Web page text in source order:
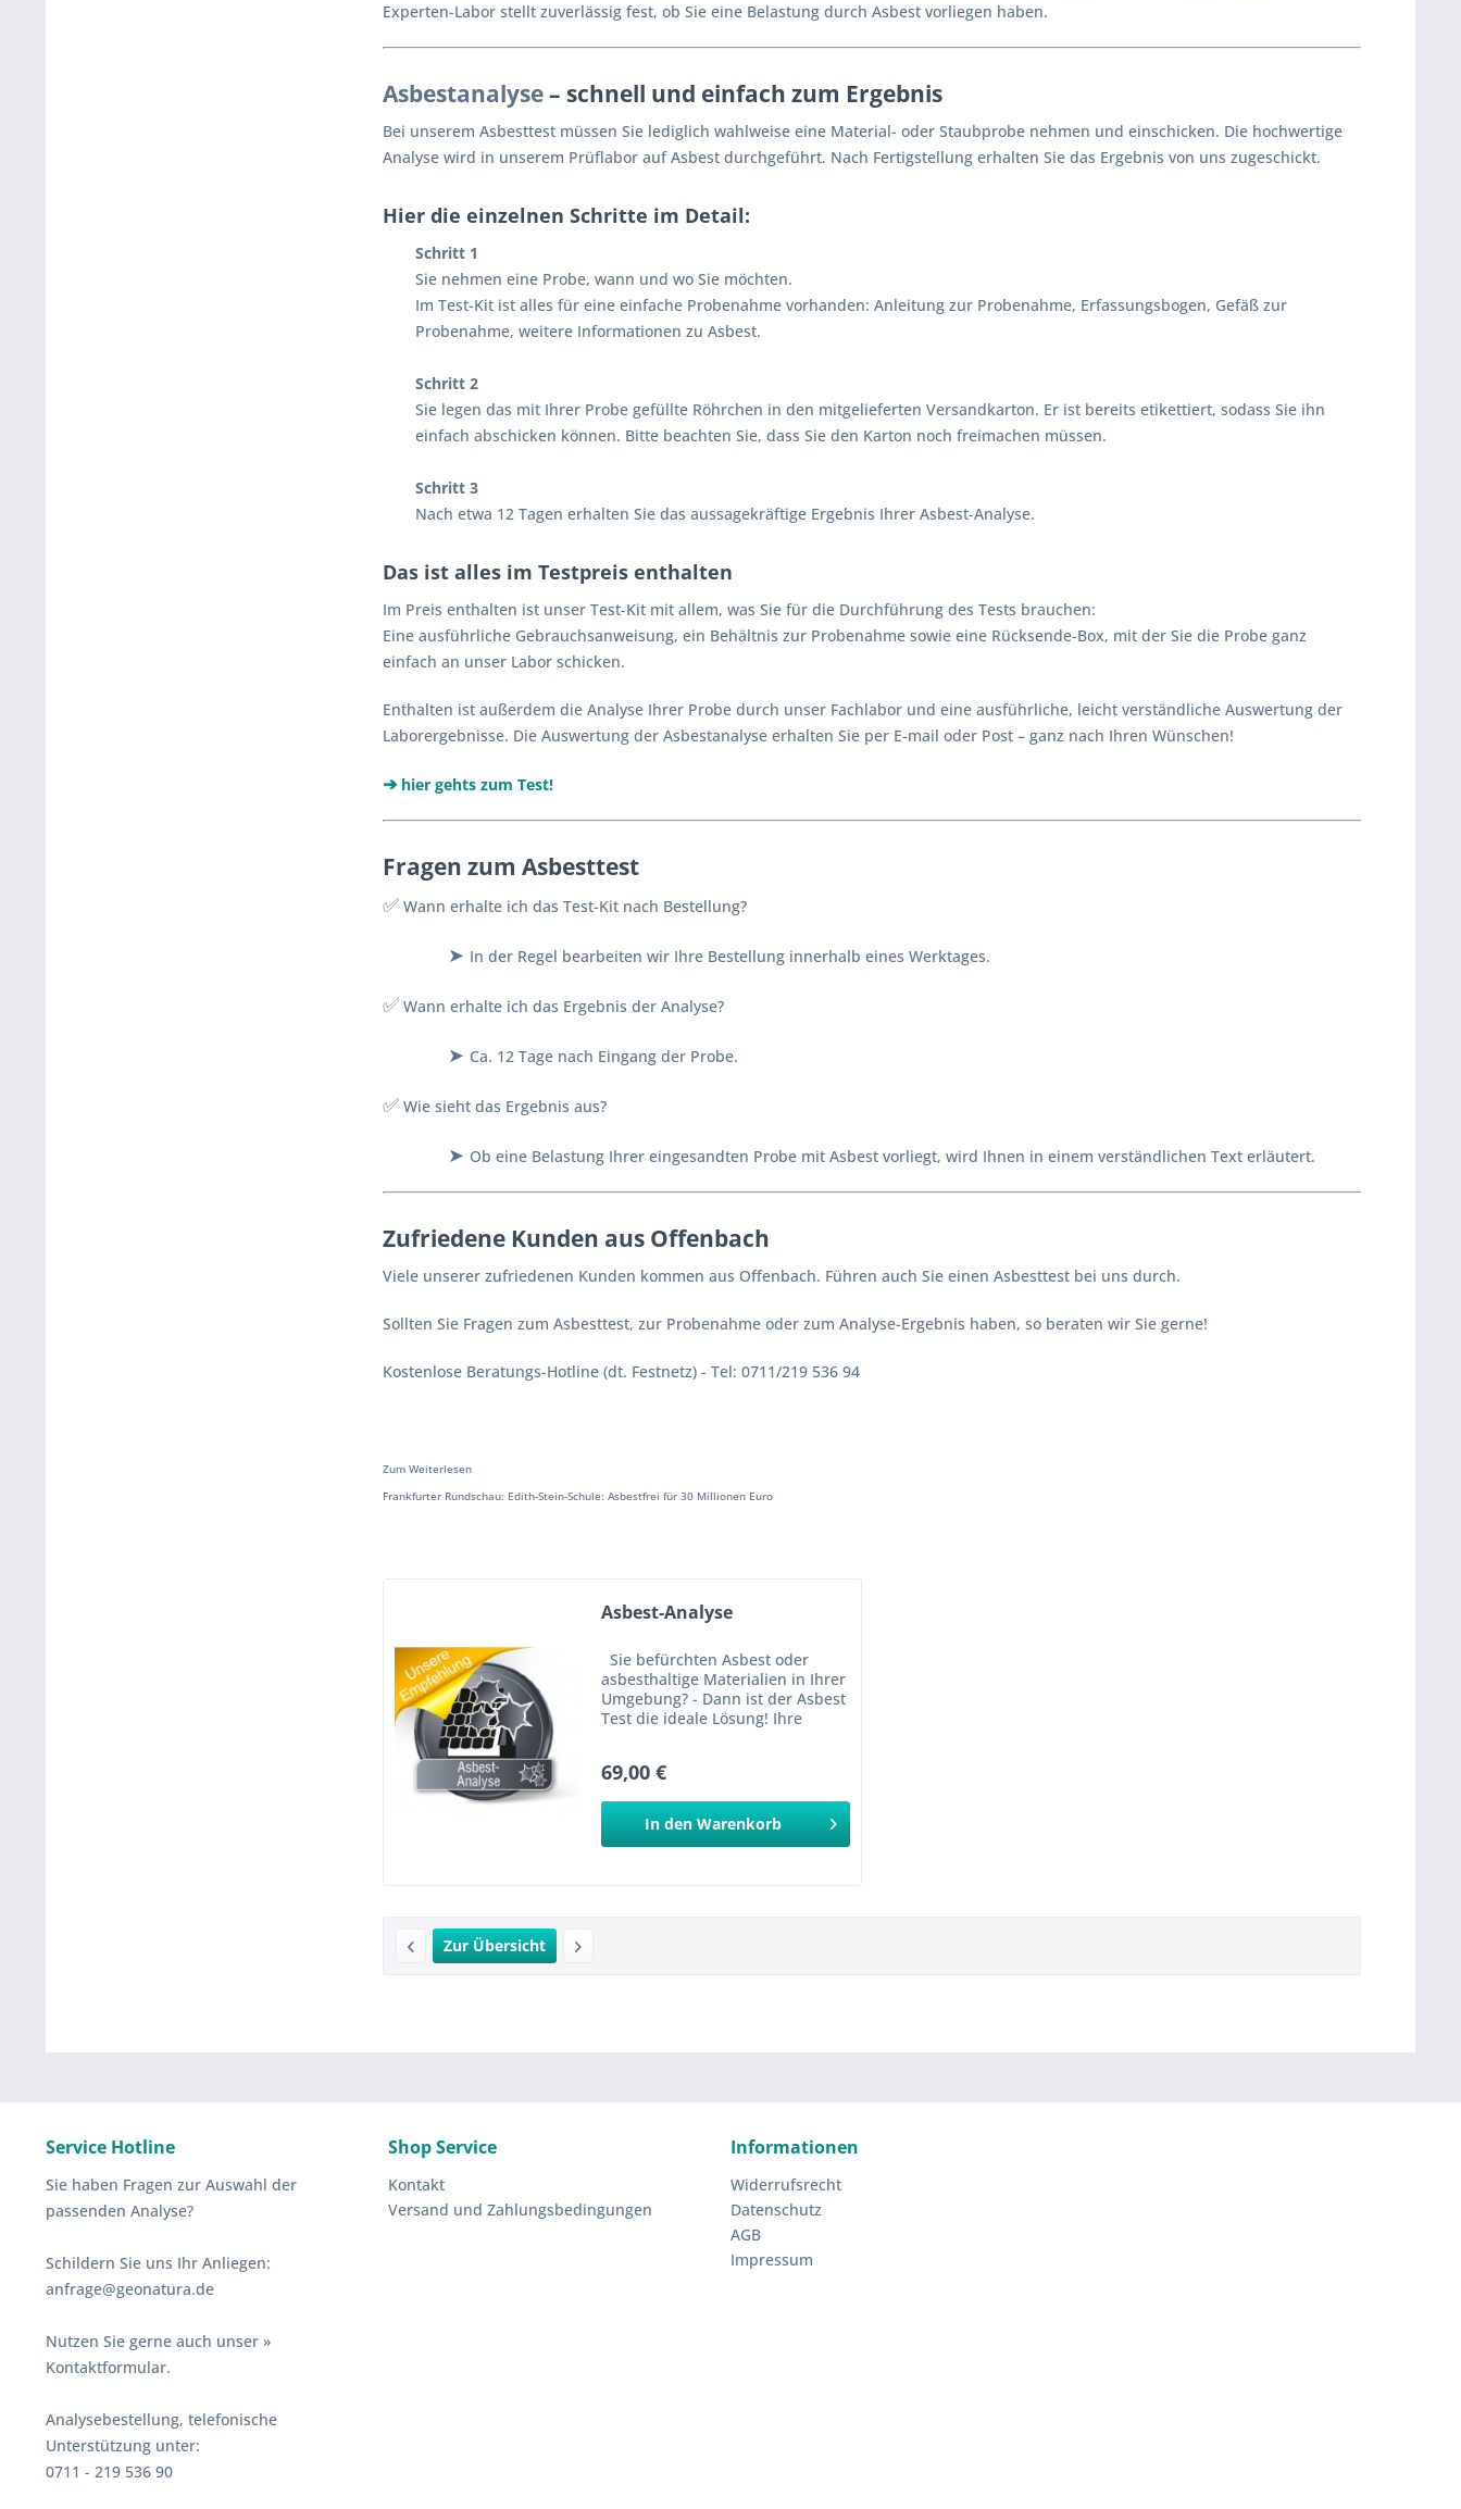
Experten-Labor stellt zuverlässig fest, ob Sie eine Belastung durch Asbest vorliegen haben.
Asbestanalyse– schnell und einfach zum Ergebnis
Bei unserem Asbesttest müssen Sie lediglich wahlweise eine Material- oder Staubprobe nehmen und einschicken. Die hochwertige
Analyse wird in unserem Prüflabor auf Asbest durchgeführt. Nach Fertigstellung erhalten Sie das Ergebnis von uns zugeschickt.
Hier die einzelnen Schritte im Detail:
Schritt 1
Sie nehmen eine Probe, wann und wo Sie möchten.
Im Test-Kit ist alles für eine einfache Probenahme vorhanden: Anleitung zur Probenahme, Erfassungsbogen, Gefäß zur
Probenahme, weitere Informationen zu Asbest.
Schritt 2
Sie legen das mit Ihrer Probe gefüllte Röhrchen in den mitgelieferten Versandkarton. Er ist bereits etikettiert, sodass Sie ihn
einfach abschicken können. Bitte beachten Sie, dass Sie den Karton noch freimachen müssen.
Schritt 3
Nach etwa 12 Tagen erhalten Sie das aussagekräftige Ergebnis Ihrer Asbest-Analyse.
Das ist alles im Testpreis enthalten
Im Preis enthalten ist unser Test-Kit mit allem, was Sie für die Durchführung des Tests brauchen:
Eine ausführliche Gebrauchsanweisung, ein Behältnis zur Probenahme sowie eine Rücksende-Box, mit der Sie die Probe ganz
einfach an unser Labor schicken.
Enthalten ist außerdem die Analyse Ihrer Probe durch unser Fachlabor und eine ausführliche, leicht verständliche Auswertung der
Laborergebnisse. Die Auswertung der Asbestanalyse erhalten Sie per E-mail oder Post – ganz nach Ihren Wünschen!
➔ hier gehts zum Test!
Fragen zum Asbesttest
✅ Wann erhalte ich das Test-Kit nach Bestellung?
➤ In der Regel bearbeiten wir Ihre Bestellung innerhalb eines Werktages.
✅ Wann erhalte ich das Ergebnis der Analyse?
➤ Ca. 12 Tage nach Eingang der Probe.
✅ Wie sieht das Ergebnis aus?
➤ Ob eine Belastung Ihrer eingesandten Probe mit Asbest vorliegt, wird Ihnen in einem verständlichen Text erläutert.
Zufriedene Kunden aus Offenbach
Viele unserer zufriedenen Kunden kommen aus Offenbach. Führen auch Sie einen Asbesttest bei uns durch.
Sollten Sie Fragen zum Asbesttest, zur Probenahme oder zum Analyse-Ergebnis haben, so beraten wir Sie gerne!
Kostenlose Beratungs-Hotline (dt. Festnetz) - Tel: 0711/219 536 94
Zum Weiterlesen
Frankfurter Rundschau: Edith-Stein-Schule: Asbestfrei für 30 Millionen Euro
Asbest-Analyse
Sie befürchten Asbest oder
asbesthaltige Materialien in Ihrer
Umgebung? - Dann ist der Asbest
Test die ideale Lösung! Ihre
dank ausführlicher Anleitung ✅...
69,00 €
In den Warenkorb
Zur Übersicht
Service Hotline
Sie haben Fragen zur Auswahl der
passenden Analyse?
Schildern Sie uns Ihr Anliegen:
anfrage@geonatura.de
Nutzen Sie gerne auch unser »
Kontaktformular.
Analysebestellung, telefonische
Unterstützung unter:
0711 - 219 536 90
Shop Service
Kontakt
Versand und Zahlungsbedingungen
Informationen
Widerrufsrecht
Datenschutz
AGB
Impressum